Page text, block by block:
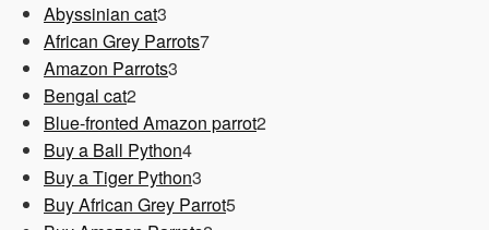
Abyssinian cat3
Produkte
African Grey Parrots77
Amazon Parrots3
Bengal cat22
Produkte
Blue-fronted Amazon parrot22
Buy a Ball Python44
Produkte
Buy a Tiger Python3
Produkte
Buy African Grey Parrot55